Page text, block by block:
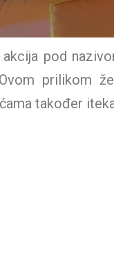
pod
prilikom
također